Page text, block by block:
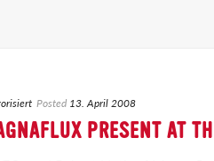
Posted 13. April 2008
PRESENT AT